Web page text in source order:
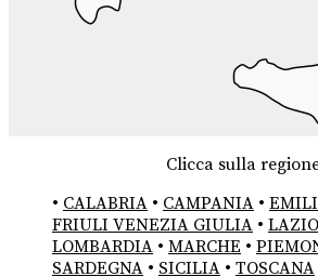
Clicca sulla
• CALABRIA • CAMPANIA •
FRIULI VENEZIA GIULIA • LAZIO
LOMBARDIA • MARCHE •
SARDEGNA • SICILIA • TOSCANA